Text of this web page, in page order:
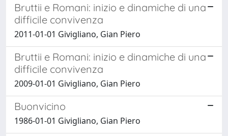
Bruttii e Romani: inizio e dinamiche di una
difficile convivenza
2011-01-01 Givigliano, Gian Piero
Bruttii e Romani: inizio e dinamiche di una
difficile convivenza
2009-01-01 Givigliano, Gian Piero
Buonvicino
1986-01-01 Givigliano, Gian Piero